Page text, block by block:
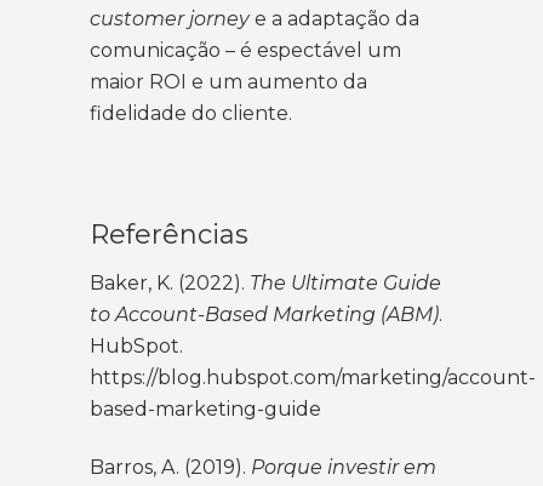
customer jorneye a adaptação da
comunicação – é espectável um
maior ROI e um aumento da
fidelidade do cliente.
Referências
Baker, K. (2022). The Ultimate Guide
to Account-Based Marketing (ABM).
HubSpot.
https://blog.hubspot.com/marketing/account-
based-marketing-guide
Barros, A. (2019). Porque investir em